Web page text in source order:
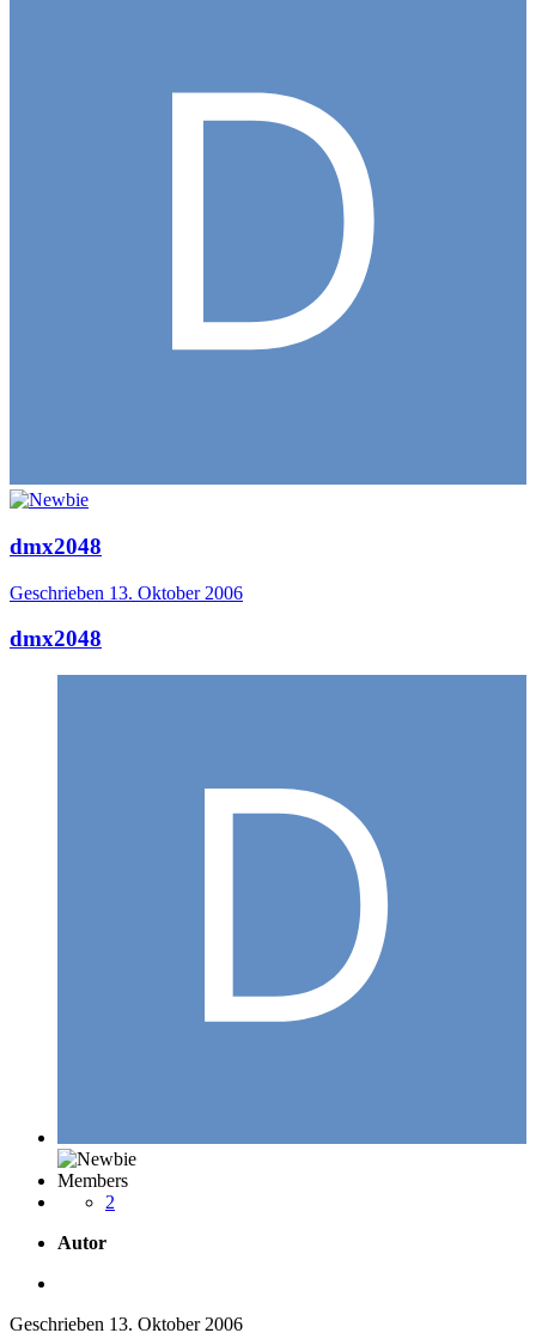
dmx2048
Geschrieben 13. Oktober 2006
dmx2048
Members
2
Autor
Geschrieben 13. Oktober 2006